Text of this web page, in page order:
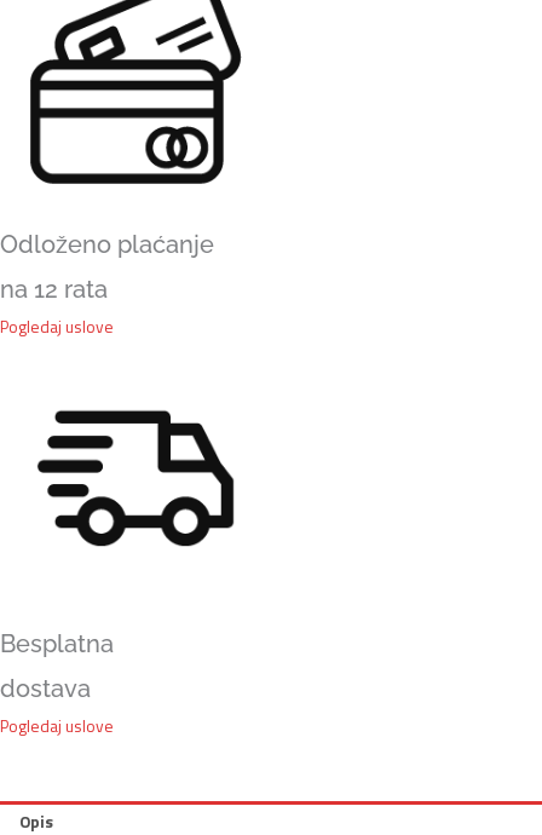
Odloženo plaćanje
na 12 rata
Pogledaj uslove
Besplatna
dostava
Pogledaj uslove
Opis